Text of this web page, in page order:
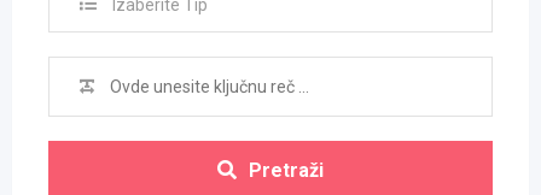
Izaberite Tip
Pretraži